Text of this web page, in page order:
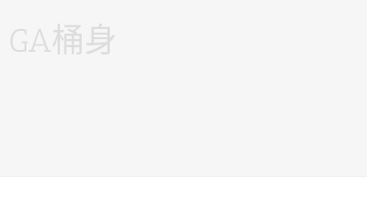
GA桶身